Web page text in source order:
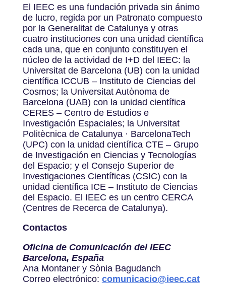
El IEEC es una fundación privada sin ánimo
de lucro, regida por un Patronato compuesto
por la Generalitat de Catalunya y otras
cuatro instituciones con una unidad científica
cada una, que en conjunto constituyen el
núcleo de la actividad de I+D del IEEC: la
Universitat de Barcelona (UB) con la unidad
científica ICCUB – Instituto de Ciencias del
Cosmos; la Universitat Autònoma de
Barcelona (UAB) con la unidad científica
CERES – Centro de Estudios e
Investigación Espaciales; la Universitat
Politècnica de Catalunya · BarcelonaTech
(UPC) con la unidad científica CTE – Grupo
de Investigación en Ciencias y Tecnologías
del Espacio; y el Consejo Superior de
Investigaciones Científicas (CSIC) con la
unidad científica ICE – Instituto de Ciencias
del Espacio. El IEEC es un centro CERCA
(Centres de Recerca de Catalunya).
Contactos
Oficina de Comunicación del IEEC
Barcelona, España
Ana Montaner y Sònia Bagudanch
Correo electrónico: comunicacio@ieec.cat